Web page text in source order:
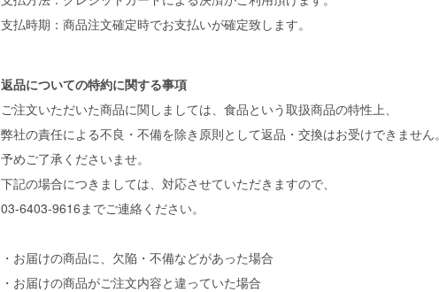
支払時期：商品注文確定時でお支払いが確定致します。
返品についての特約に関する事項
ご注文いただいた商品に関しましては、食品という取扱商品の特性上、
弊社の責任による不良・不備を除き原則として返品・交換はお受けできません。
予めご了承くださいませ。
下記の場合につきましては、対応させていただきますので、
03-6403-9616までご連絡ください。
・お届けの商品に、欠陥・不備などがあった場合
・お届けの商品がご注文内容と違っていた場合